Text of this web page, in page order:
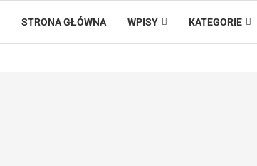
STRONA GŁÓWNA WPISY KATEGORIE